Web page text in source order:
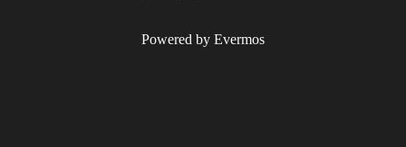
Powered by Evermos